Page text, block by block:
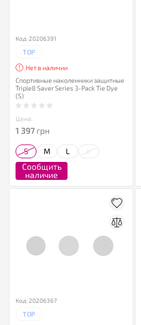
Код: 20206391
TOP
Нет в наличии
Спортивные наколенники защитные
Triple8 Saver Series 3-Pack Tie Dye
(S)
Цена:
1 397 грн
S M L
Сообщить
наличие
Код: 20206367
TOP